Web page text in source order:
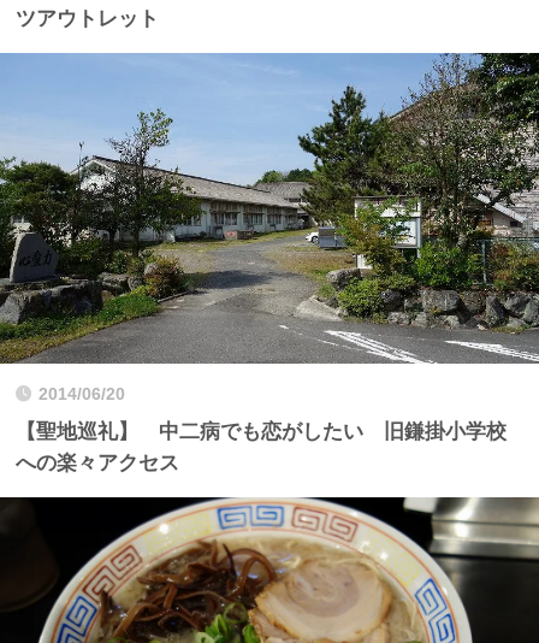
ツアウトレット
2014/06/20
【聖地巡礼】 中二病でも恋がしたい 旧鎌掛小学校
への楽々アクセス